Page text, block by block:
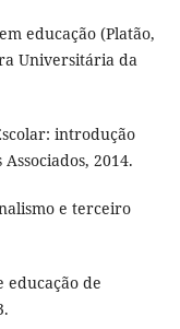
educação (Platão,
Universitária da
introdução
2014.
e terceiro
educação de